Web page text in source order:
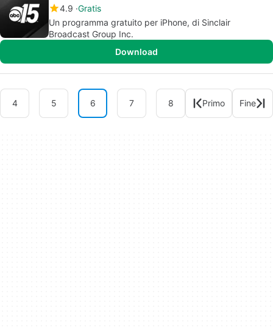
4.9 Gratis
Un programma gratuito per iPhone, di Sinclair
Broadcast Group Inc.
Download
4 5 6 7 8 Primo Fine